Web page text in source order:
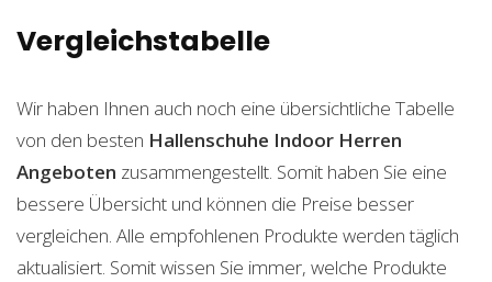
Vergleichstabelle
Wir haben Ihnen auch noch eine übersichtliche Tabelle
von den besten Hallenschuhe Indoor Herren
Angeboten zusammengestellt. Somit haben Sie eine
bessere Übersicht und können die Preise besser
vergleichen. Alle empfohlenen Produkte werden täglich
aktualisiert. Somit wissen Sie immer, welche Produkte